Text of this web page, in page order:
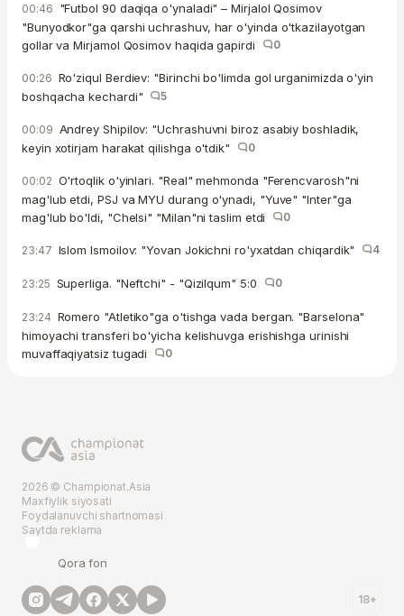
00:46 "Futbol 90 daqiqa o'ynaladi" – Mirjalol Qosimov
"Bunyodkor"ga qarshi uchrashuv, har o'yinda o'tkazilayotgan
gollar va Mirjamol Qosimov haqida gapirdi
0
00:26 Ro'ziqul Berdiev: "Birinchi bo'limda gol urganimizda o'yin
boshqacha kechardi"
5
00:09 Andrey Shipilov: "Uchrashuvni biroz asabiy boshladik,
keyin xotirjam harakat qilishga o'tdik"
0
00:02 O'rtoqlik o'yinlari. "Real" mehmonda "Ferencvarosh"ni
mag'lub etdi, PSJ va MYU durang o'ynadi, "Yuve" "Inter"ga
mag'lub bo'ldi, "Chelsi" "Milan"ni taslim etdi
0
23:47 Islom Ismoilov: "Yovan Jokichni ro'yxatdan chiqardik" 4
23:25 Superliga. "Neftchi" - "Qizilqum" 5:0 0
23:24 Romero "Atletiko"ga o'tishga vada bergan. "Barselona"
himoyachi transferi bo'yicha kelishuvga erishishga urinishi
muvaffaqiyatsiz tugadi
0
2026 © Championat.Asia
Maxfiylik siyosati
Foydalanuvchi shartnomasi
Saytda reklama
Qora fon
18+